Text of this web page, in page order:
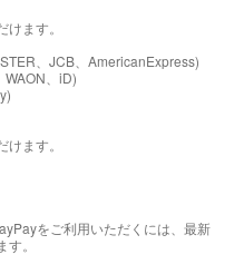
ます。
、JCB、AmericanExpress)
WAON、iD)
ます。
をご利用いただくには、最新
。